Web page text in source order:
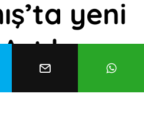
yeni
kar